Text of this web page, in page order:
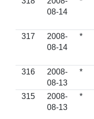
08-14
317
2008-
08-14
*
316
2008-
08-13
*
315
2008-
08-13
*